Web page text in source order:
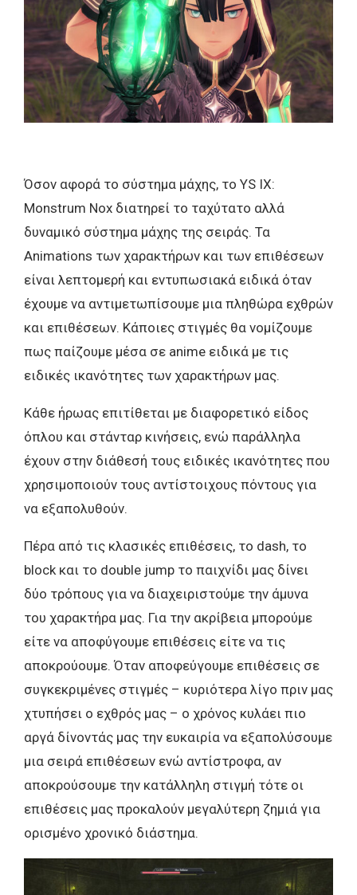
Όσον αφορά το σύστημα μάχης, το YS IX:
Monstrum Nox διατηρεί το ταχύτατο αλλά
δυναμικό σύστημα μάχης της σειράς. Τα
Animations των χαρακτήρων και των επιθέσεων
είναι λεπτομερή και εντυπωσιακά ειδικά όταν
έχουμε να αντιμετωπίσουμε μια πληθώρα εχθρών
και επιθέσεων. Κάποιες στιγμές θα νομίζουμε
πως παίζουμε μέσα σε anime ειδικά με τις
ειδικές ικανότητες των χαρακτήρων μας.
Κάθε ήρωας επιτίθεται με διαφορετικό είδος
όπλου και στάνταρ κινήσεις, ενώ παράλληλα
έχουν στην διάθεσή τους ειδικές ικανότητες που
χρησιμοποιούν τους αντίστοιχους πόντους για
να εξαπολυθούν.
Πέρα από τις κλασικές επιθέσεις, το dash, το
block και το double jump το παιχνίδι μας δίνει
δύο τρόπους για να διαχειριστούμε την άμυνα
του χαρακτήρα μας. Για την ακρίβεια μπορούμε
είτε να αποφύγουμε επιθέσεις είτε να τις
αποκρούουμε. Όταν αποφεύγουμε επιθέσεις σε
συγκεκριμένες στιγμές – κυριότερα λίγο πριν μας
χτυπήσει ο εχθρός μας – ο χρόνος κυλάει πιο
αργά δίνοντάς μας την ευκαιρία να εξαπολύσουμε
μια σειρά επιθέσεων ενώ αντίστροφα, αν
αποκρούσουμε την κατάλληλη στιγμή τότε οι
επιθέσεις μας προκαλούν μεγαλύτερη ζημιά για
ορισμένο χρονικό διάστημα.